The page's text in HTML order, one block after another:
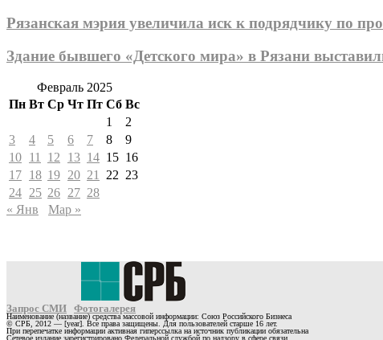
Рязанская мэрия увеличила иск к подрядчику по
Здание бывшего «Детского мира» в Рязани
Февраль 2025
Пн Вт Ср Чт Пт Сб Вс
1
2
3
4 5 6 7 8
9
10 11 12 13 14 15 16
17 18 19 20 21 22 23
24 25 26 27 28
« Янв
Мар »
Запрос СМИ Фотогалерея
Наименование (название) средства массовой информации: Союз Российского Бизнеса
© СРБ, 2012 — [year]. Все права защищены. Для пользователей старше 16 лет.
При перепечатке информации активная гиперссылка на источник публикации обязательна
Сетевое издание зарегистрировано Федеральной службой по надзору в сфере связи,